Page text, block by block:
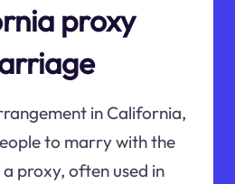
proxy
in California,
to marry with the
proxy, often used in